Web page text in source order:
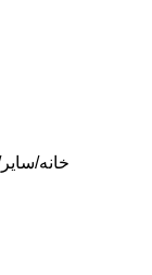
خانه سایر